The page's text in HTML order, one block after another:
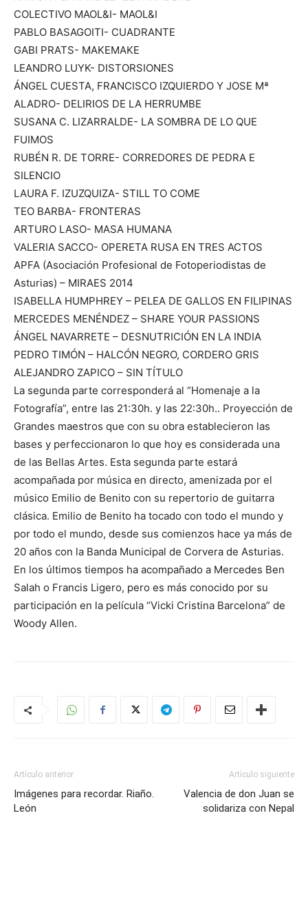
COLECTIVO MAOL&I- MAOL&I
PABLO BASAGOITI- CUADRANTE
GABI PRATS- MAKEMAKE
LEANDRO LUYK- DISTORSIONES
ÁNGEL CUESTA, FRANCISCO IZQUIERDO Y JOSE Mª
ALADRO- DELIRIOS DE LA HERRUMBE
SUSANA C. LIZARRALDE- LA SOMBRA DE LO QUE
FUIMOS
RUBÉN R. DE TORRE- CORREDORES DE PEDRA E
SILENCIO
LAURA F. IZUZQUIZA- STILL TO COME
TEO BARBA- FRONTERAS
ARTURO LASO- MASA HUMANA
VALERIA SACCO- OPERETA RUSA EN TRES ACTOS
APFA (Asociación Profesional de Fotoperiodistas de
Asturias) – MIRAES 2014
ISABELLA HUMPHREY – PELEA DE GALLOS EN FILIPINAS
MERCEDES MENÉNDEZ – SHARE YOUR PASSIONS
ÁNGEL NAVARRETE – DESNUTRICIÓN EN LA INDIA
PEDRO TIMÓN – HALCÓN NEGRO, CORDERO GRIS
ALEJANDRO ZAPICO – SIN TÍTULO
La segunda parte corresponderá al “Homenaje a la
Fotografía”, entre las 21:30h. y las 22:30h.. Proyección de
Grandes maestros que con su obra establecieron las
bases y perfeccionaron lo que hoy es considerada una
de las Bellas Artes. Esta segunda parte estará
acompañada por música en directo, amenizada por el
músico Emilio de Benito con su repertorio de guitarra
clásica. Emilio de Benito ha tocado con todo el mundo y
por todo el mundo, desde sus comienzos hace ya más de
20 años con la Banda Municipal de Corvera de Asturias.
En los últimos tiempos ha acompañado a Mercedes Ben
Salah o Francis Ligero, pero es más conocido por su
participación en la película “Vicki Cristina Barcelona” de
Woody Allen.
Artículo anterior
Imágenes para recordar. Riaño.
León
Artículo siguiente
Valencia de don Juan se
solidariza con Nepal